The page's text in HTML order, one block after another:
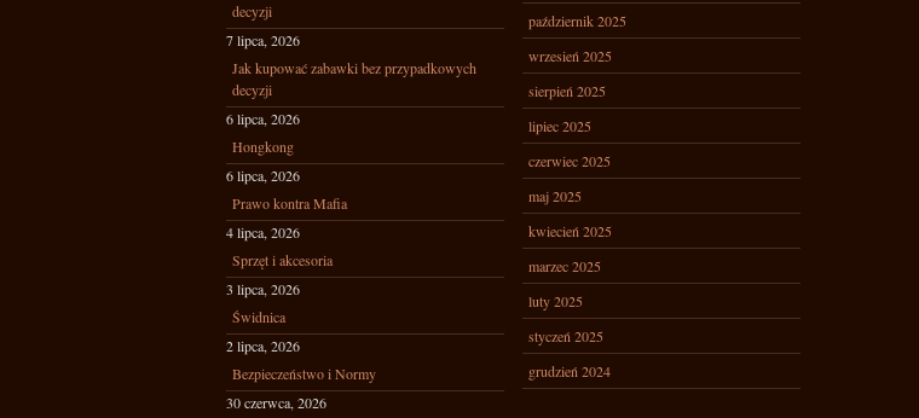
decyzji
7 lipca, 2026
Jak kupować zabawki bez przypadkowych
decyzji
6 lipca, 2026
Hongkong
6 lipca, 2026
Prawo kontra Mafia
4 lipca, 2026
Sprzęt i akcesoria
3 lipca, 2026
Świdnica
2 lipca, 2026
Bezpieczeństwo i Normy
30 czerwca, 2026
październik 2025
wrzesień 2025
sierpień 2025
lipiec 2025
czerwiec 2025
maj 2025
kwiecień 2025
marzec 2025
luty 2025
styczeń 2025
grudzień 2024